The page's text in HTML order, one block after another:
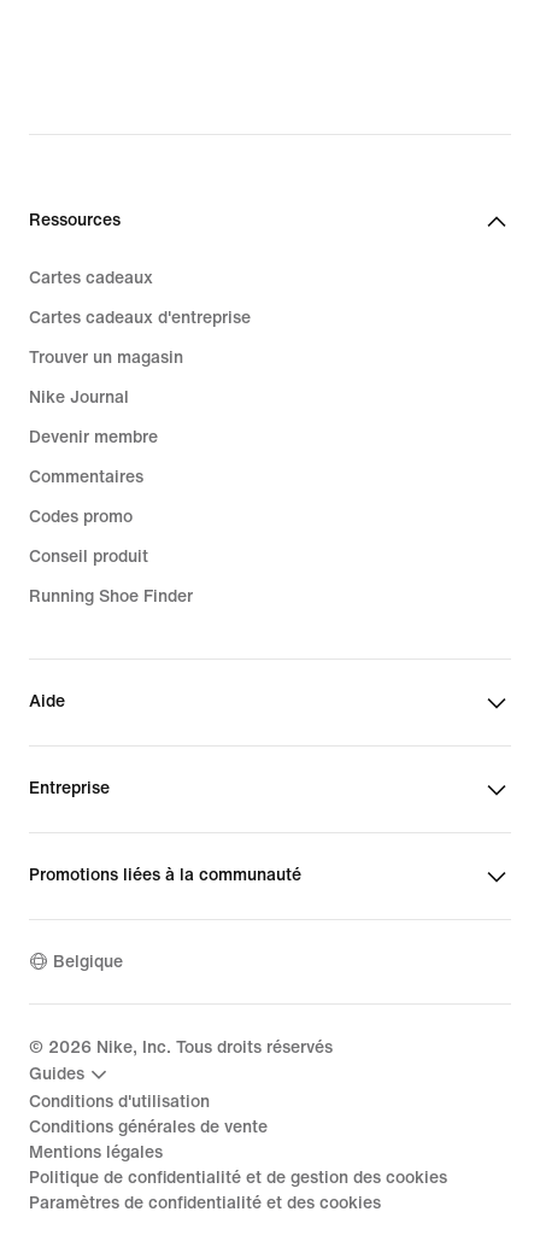
Ressources
Cartes cadeaux
Cartes cadeaux d'entreprise
Trouver un magasin
Nike Journal
Devenir membre
Commentaires
Codes promo
Conseil produit
Running Shoe Finder
Aide
Entreprise
Promotions liées à la communauté
Belgique
© 2026 Nike, Inc. Tous droits réservés
Guides
Conditions d'utilisation
Conditions générales de vente
Mentions légales
Politique de confidentialité et de gestion des cookies
Paramètres de confidentialité et des cookies